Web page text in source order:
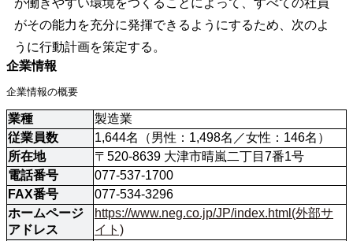
が働きやすい環境をつくることによって、すべての社員
がその能力を充分に発揮できるようにするため、次のよ
うに行動計画を策定する。
企業情報
企業情報の概要
業種
製造業
従業員数
1,644名（男性：1,498名／女性：146名）
所在地
〒520-8639 大津市晴嵐二丁目7番1号
電話番号
077-537-1700
FAX番号
077-534-3296
ホームページ
アドレス
https://www.neg.co.jp/JP/index.html(外部サ
イト)